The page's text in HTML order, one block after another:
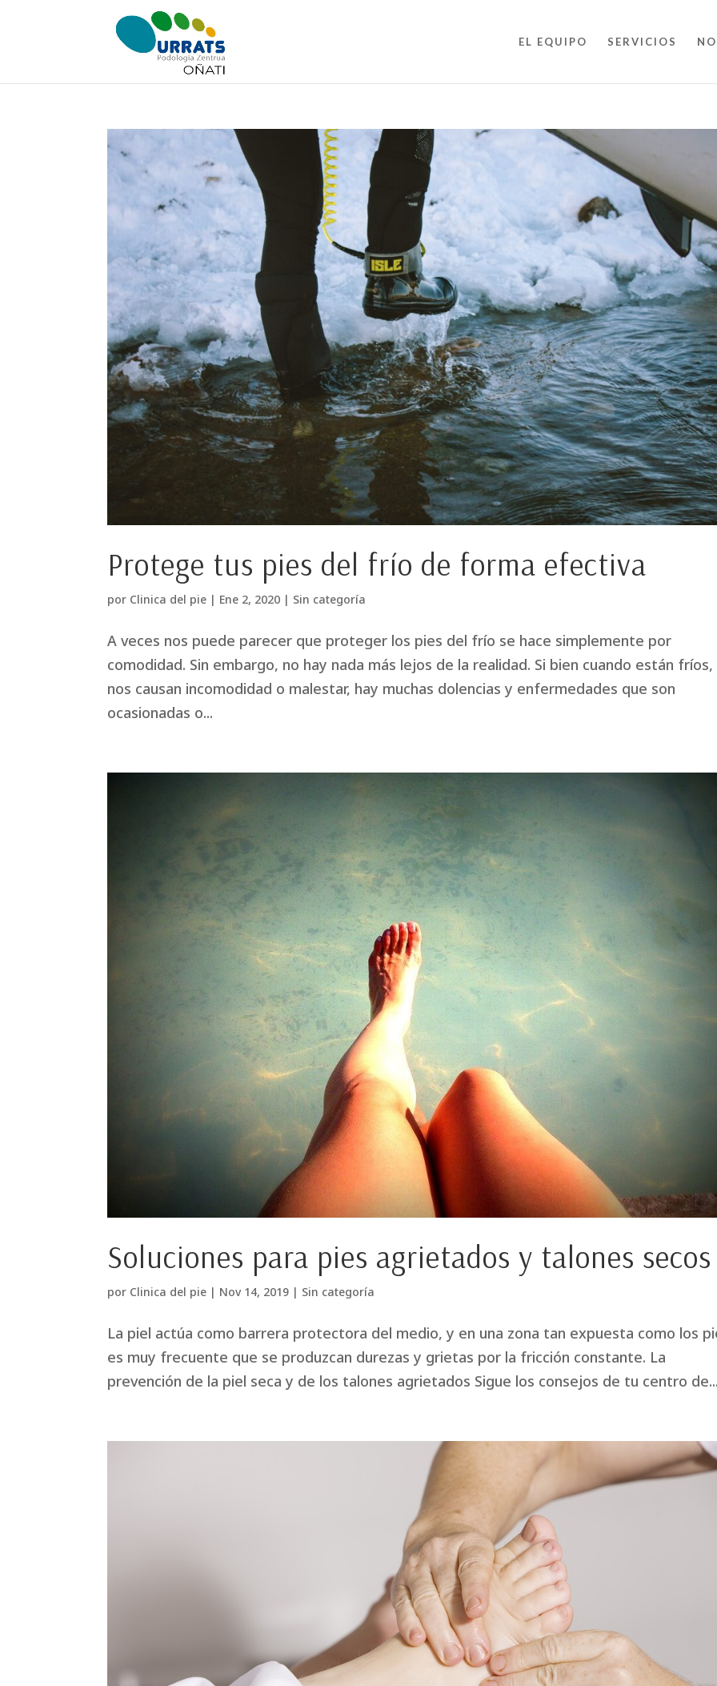
EL EQUIPO SERVICIOS
Protege tus pies del frío de forma efectiva
por Clinica del pie | Ene 2, 2020 | Sin categoría
A veces nos puede parecer que proteger los pies del frío se hace simplemente por
comodidad. Sin embargo, no hay nada más lejos de la realidad. Si bien cuando están fríos,
nos causan incomodidad o malestar, hay muchas dolencias y enfermedades que son
ocasionadas o...
Soluciones para pies agrietados y talones secos
por Clinica del pie | Nov 14, 2019 | Sin categoría
La piel actúa como barrera protectora del medio, y en una zona tan expuesta como los
es muy frecuente que se produzcan durezas y grietas por la fricción constante. La
prevención de la piel seca y de los talones agrietados Sigue los consejos de tu centro